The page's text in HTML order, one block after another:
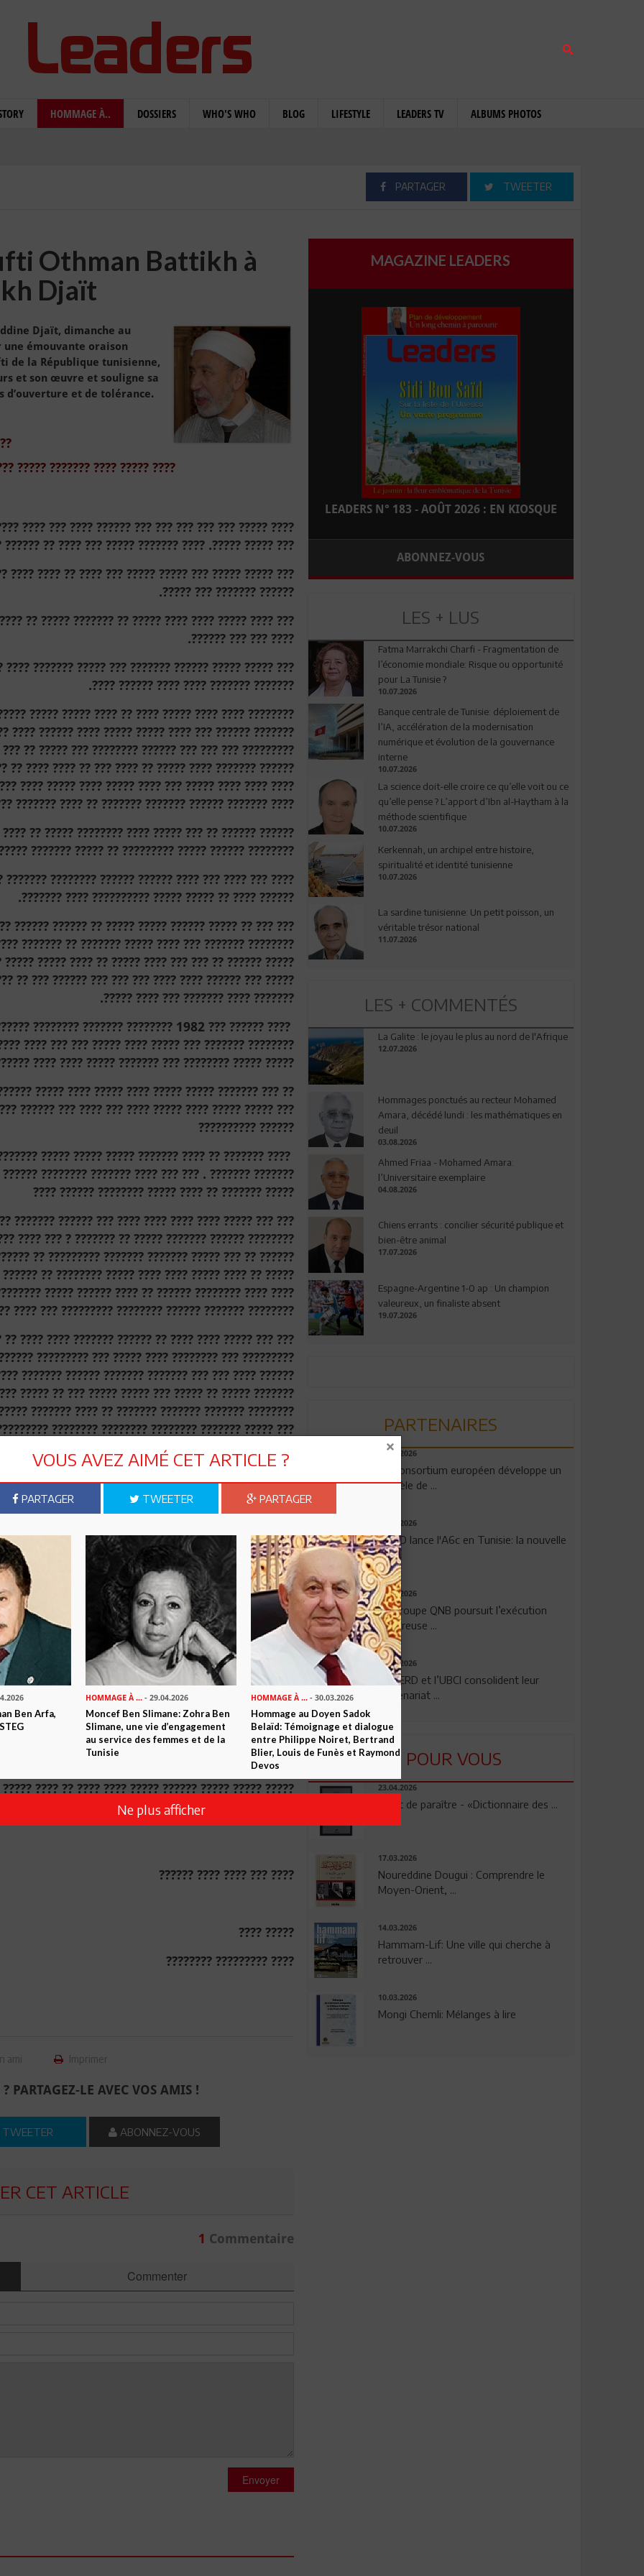
HOMMAGE À.. DOSSIERS WHO'S WHO BLOG LIFESTYLE LEADERS TV ALBUMS PHOTOS
PARTAGER TWEETER
Othman Battikh à
Djaït
Djaït, dimanche au
une émouvante oraison
de la République tunisienne,
et son œuvre et souligne sa
d’ouverture et de tolérance.
????? ??????? ???? ????? ????
???? ???? ??????. ?? ?? ?????? ??? ?? ??? ???? ???. ??
?????. ???? ??????? ????? ??? ???? ?? ?????? ????????.
???? ?????? ??? ????? ??? ??? ?????? ??????. ????
?????? ??????? ??? ?????.
?? ?????? ???????? ????? ????? ????? ????? ??????
???? ??? ??? ??????.
??????? ???? ???? ????? ???? ??? ??????? ??????? ???
??????? ??????? ???? ???? ?????? ????.
????? ????? ?? ????? ??? ????? ?????? ???? ???? ????
???? ????? ??????? ??? ???? ???? ???????? ????? ???
?? ??? ?????? ????? ?????? ??????? ??? ????? ??????
?? ???? ???? ?? ???? ??? ????? ???? ??? ???? ?????
???? ?????? ?????? ????? ????? ????? ??????? ??? ???
??????? ????? ??? ???? ????? ???? ??????? ???? ?????.
???? ?????? ??? ????? ??????? ?????? ?? ?? ???????
????? ??????? ??????? ????????? ??????? ????? ?????.
?????? ????? ?? ???? ?????? ??????? ??????? ??
?????? ???? ?? ????? ????? ?????????? ???? ???????.
?????? ??????? ?????? ? ??? ??????? ???? ?????
??????? ??? ????? ??? ?? ??????? ? ???? ????? ???
????? ????? ???? ????? ??? ???? ????? ?????? ????
??? ?? ??? ??? ????? ??? ?? ??? ???? ?? ???? ??? ?????
??????? ???? ??????? ??? ???? ?????.
????? ????? ??? ????? ???? ???? ?????
????? ??????? ???? ?????? ??? ?????? ???? ??????
???????? ??? ??????? ????? ???? ???? ?????? ????????
????? ??? ??? ????? ??? ???? ???? ?? ????? ??????
?????? ??????????
??????? ??? ??? ????? ???? ?? ??????? ????? ??????
?????? ??? ????? ??? ?? ??? ????? ????????? ????????
????? ??????? ?? ???? ????? ???????? ?????? ????
???? ?????? ???? ????? ??????? ??????? ?? ??????
???? ?????? ?? ???????? ??????? ????????? ????? ???
?? ?????? ???????? ?????? ??????? ?????? ??????? ???
?????? ???? ???????? ? ???? ????? ?????? ???????? ??
???????? ?????? ????? ??? ??? ?????? ?? ????? ??
??? ???? ????? ?????? ?????? ??? ????? ??? ???????
???? ???? ?? ???????? ???? ?????? ???? ????? ???????
????????? ???? ????? ????? ????? ?? ???? ???????? ??
???? ?????? ??? ?????. ??? ??????? ??????? ????
????? ??? ?? ????? ????? ????????? ????? ?????? ????
????? ?? ??????? ???????? ???????? ?????? ????? ?
????? ??????? ???????? ???????? ???????? ?????????.
?? ??? ???? ???? ????? ????? ????? ???? ????? ???
??????? ?? ??????? ?????? ?? ??? ?? ?????? ????????
????? ??? ????? ???? ????? ???? ?? ????? ????? ????.
??? ??? ?? ?????? ??? ????? ?? ??? ???? ????? ??? ???
??????? ?????? ????? ??????? ??? ?????? ????????
??????? ??????? ??????? ?????? ????? ???? ?? ????.
???? ???? ?????? ??? ??????? ??????? ??????? ??????
????? ?????? ??????? ?? ?????? ????? ???? ?????????
???????? ?? ?????? ???????? . ????? ??????? ???
????? ??????? ?????? ?? ?????? . ??? ??????? ??? ????
??? ????? ????? ???? ??? ?? ???? ???? ????? ????
?????? ?? ????? ?? ??? ??????? ???? ??? ??????
??????? ??????? ????? ???? ???? ??? ???? ???? ????.
????? ????? ?? ??????? ????????? ???????? ?????????
???? ????? ??????? ?????? ?????? ???? ????? ?????
???????.
???? ?? ???? ????? ??? ????? ???? ??? ?????? ????.
??? ??? ????? ????? ?????? ?? ????? ?????? ????.
???? ??? ???? ???? ??????
????? ????
???? ????????? ????????
ami Imprimer
PARTAGEZ-LE AVEC VOS AMIS !
TWEETER ABONNEZ-VOUS
CET ARTICLE
1 Commentaire
Commenter
Envoyer
MAGAZINE LEADERS
LEADERS N° 183 - AOÛT 2026 : EN KIOSQUE
ABONNEZ-VOUS
LES + LUS
Fatma Marrakchi Charfi - Fragmentation de
l’économie mondiale: Risque ou opportunité
pour La Tunisie ?
10.07.2026
Banque centrale de Tunisie: déploiement de
l’IA, accélération de la modernisation
numérique et évolution de la gouvernance
interne
10.07.2026
La science doit-elle croire ce qu’elle voit ou ce
qu’elle pense ? L’apport d’Ibn al-Haytham à la
méthode scientifique
10.07.2026
Kerkennah, un archipel entre histoire,
spiritualité et identité tunisienne
10.07.2026
La sardine tunisienne: Un petit poisson, un
véritable trésor national
11.07.2026
LES + COMMENTÉS
La Galite : le joyau le plus au nord de l'Afrique
12.07.2026
Hommages ponctués au recteur Mohamed
Amara, décédé lundi : les mathématiques en
deuil
03.08.2026
Ahmed Friaa - Mohamed Amara:
l’Universitaire exemplaire
04.08.2026
Chiens errants : concilier sécurité publique et
bien-être animal
17.07.2026
Espagne-Argentine 1-0 ap : Un champion
valeureux, un finaliste absent
19.07.2026
PARTENAIRES
06.08.2026
Un consortium européen développe un
modèle de ...
04.08.2026
OPPO lance l'A6c en Tunisie: la nouvelle
...
29.07.2026
Le Groupe QNB poursuit l’exécution
rigoureuse ...
24.07.2026
La BERD et l’UBCI consolident leur
partenariat ...
LU POUR VOUS
23.04.2026
Vient de paraître - «Dictionnaire des ...
17.03.2026
Noureddine Dougui : Comprendre le
Moyen-Orient, ...
14.03.2026
Hammam-Lif: Une ville qui cherche à
retrouver ...
10.03.2026
Mongi Chemli: Mélanges à lire
VOUS AVEZ AIMÉ CET ARTICLE ?
PARTAGER TWEETER PARTAGER
Ben Arfa,
HOMMAGE À ... - 29.04.2026
Moncef Ben Slimane: Zohra Ben
Slimane, une vie d’engagement
au service des femmes et de la
Tunisie
HOMMAGE À ...- 30.03.2026
Hommage au Doyen Sadok
Belaïd: Témoignage et dialogue
entre Philippe Noiret, Bertrand
Blier, Louis de Funès et Raymond
Devos
Ne plus afficher